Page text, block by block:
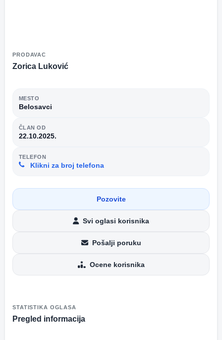
PRODAVAC
Zorica Luković
MESTO
Belosavci
ČLAN OD
22.10.2025.
TELEFON
Klikni za broj telefona
Pozovite
Svi oglasi korisnika
Pošalji poruku
Ocene korisnika
STATISTIKA OGLASA
Pregled informacija